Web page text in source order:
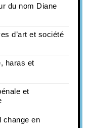
du nom Diane
d’art et société
haras et
et
change en